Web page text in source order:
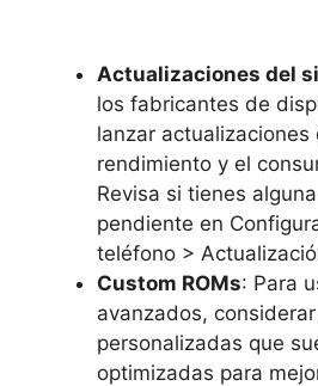
Actualizaciones del
los fabricantes de
lanzar actualizaciones
rendimiento y el
Revisa si tienes
pendiente en
teléfono >
Custom ROMs: Para
avanzados,
personalizadas que
optimizadas para